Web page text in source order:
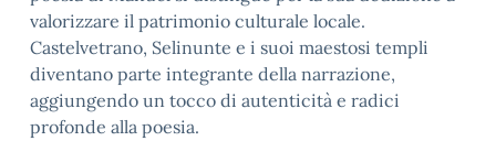
valorizzare il patrimonio culturale locale.
Castelvetrano, Selinunte e i suoi maestosi templi
diventano parte integrante della narrazione,
aggiungendo un tocco di autenticità e radici
profonde alla poesia.